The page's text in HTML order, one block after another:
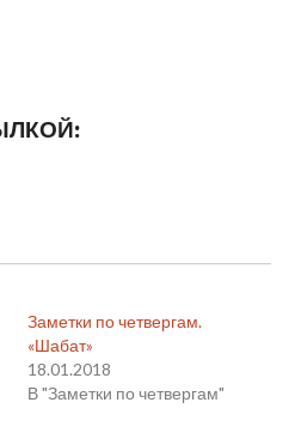
Заметки по четвергам.
«Шабат»
18.01.2018
В "Заметки по четвергам"